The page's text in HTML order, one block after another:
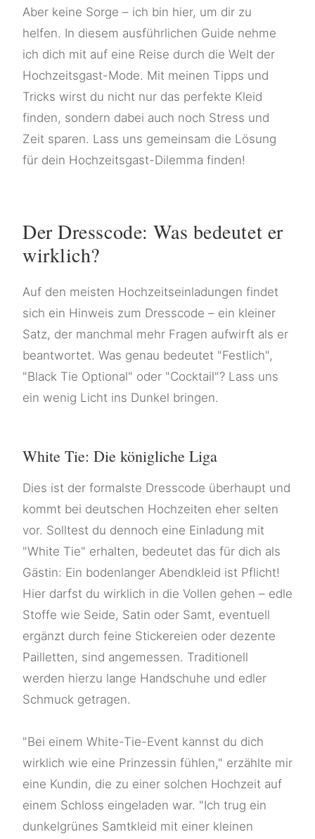
Aber keine Sorge – ich bin hier, um dir zu
helfen. In diesem ausführlichen Guide nehme
ich dich mit auf eine Reise durch die Welt der
Hochzeitsgast-Mode. Mit meinen Tipps und
Tricks wirst du nicht nur das perfekte Kleid
finden, sondern dabei auch noch Stress und
Zeit sparen. Lass uns gemeinsam die Lösung
für dein Hochzeitsgast-Dilemma finden!
Der Dresscode: Was bedeutet er
wirklich?
Auf den meisten Hochzeitseinladungen findet
sich ein Hinweis zum Dresscode – ein kleiner
Satz, der manchmal mehr Fragen aufwirft als er
beantwortet. Was genau bedeutet "Festlich",
"Black Tie Optional" oder "Cocktail"? Lass uns
ein wenig Licht ins Dunkel bringen.
White Tie: Die königliche Liga
Dies ist der formalste Dresscode überhaupt und
kommt bei deutschen Hochzeiten eher selten
vor. Solltest du dennoch eine Einladung mit
"White Tie" erhalten, bedeutet das für dich als
Gästin: Ein bodenlanger Abendkleid ist Pflicht!
Hier darfst du wirklich in die Vollen gehen – edle
Stoffe wie Seide, Satin oder Samt, eventuell
ergänzt durch feine Stickereien oder dezente
Pailletten, sind angemessen. Traditionell
werden hierzu lange Handschuhe und edler
Schmuck getragen.
"Bei einem White-Tie-Event kannst du dich
wirklich wie eine Prinzessin fühlen," erzählte mir
eine Kundin, die zu einer solchen Hochzeit auf
einem Schloss eingeladen war. "Ich trug ein
dunkelgrünes Samtkleid mit einer kleinen